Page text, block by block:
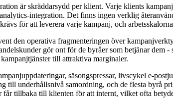
är skräddarsydd per klient. Varje klients
integration. Det finns ingen verklig
för att leverera varje kampanj, och
den operativa fragmenteringen över
gör ont för de byråer som betjänar dem
till attraktiva marginaler.
säsongspressar, livscykel e-
underhållsnivå samordning, och de flesta byrå
tillbaka till klienten för att internt, vilket ofta